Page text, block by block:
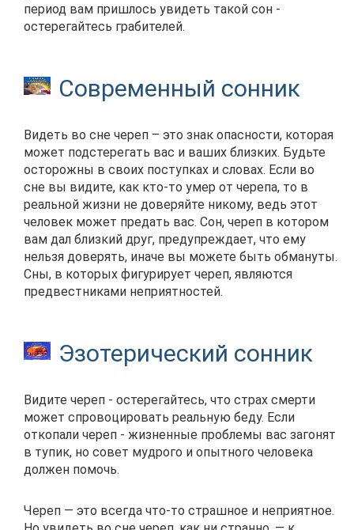
период вам пришлось увидеть такой сон -
остерегайтесь грабителей.
Современный сонник
Видеть во сне череп – это знак опасности, которая
может подстерегать вас и ваших близких. Будьте
осторожны в своих поступках и словах. Если во
сне вы видите, как кто-то умер от черепа, то в
реальной жизни не доверяйте никому, ведь этот
человек может предать вас. Сон, череп в котором
вам дал близкий друг, предупреждает, что ему
нельзя доверять, иначе вы можете быть обмануты.
Сны, в которых фигурирует череп, являются
предвестниками неприятностей.
Эзотерический сонник
Видите череп - остерегайтесь, что страх смерти
может спровоцировать реальную беду. Если
откопали череп - жизненные проблемы вас загонят
в тупик, но совет мудрого и опытного человека
должен помочь.
Череп — это всегда что-то страшное и неприятное.